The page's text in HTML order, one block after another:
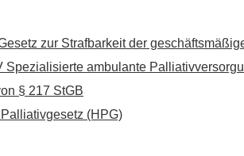
zur Strafbarkeit der
Spezialisierte ambulante
§ 217 StGB
(HPG)